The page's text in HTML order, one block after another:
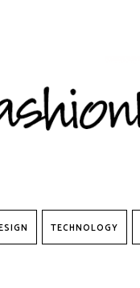
TECHNOLOGY